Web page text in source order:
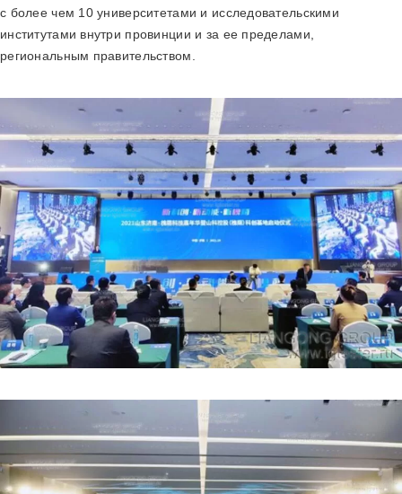
с более чем 10 университетами и исследовательскими
институтами внутри провинции и за ее пределами,
региональным правительством.